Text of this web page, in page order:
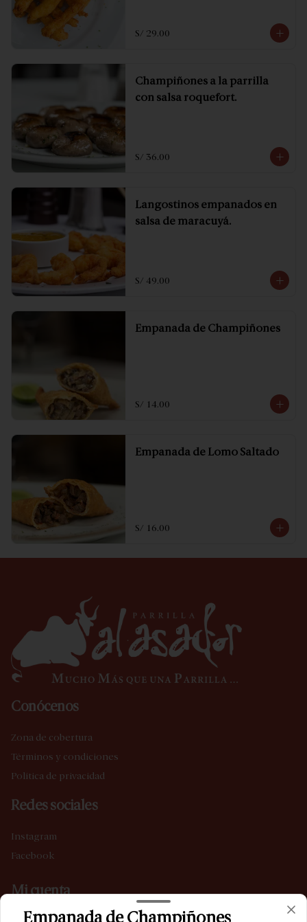
S/ 29.00
Champiñones a la parrilla
con salsa roquefort.
S/ 36.00
Langostinos empanados en
salsa de maracuyá.
S/ 49.00
Empanada de Champiñones
S/ 14.00
Empanada de Lomo Saltado
S/ 16.00
Conócenos
Zona de cobertura
Términos y condiciones
Política de privacidad
Redes sociales
Instagram
Facebook
Mi cuenta